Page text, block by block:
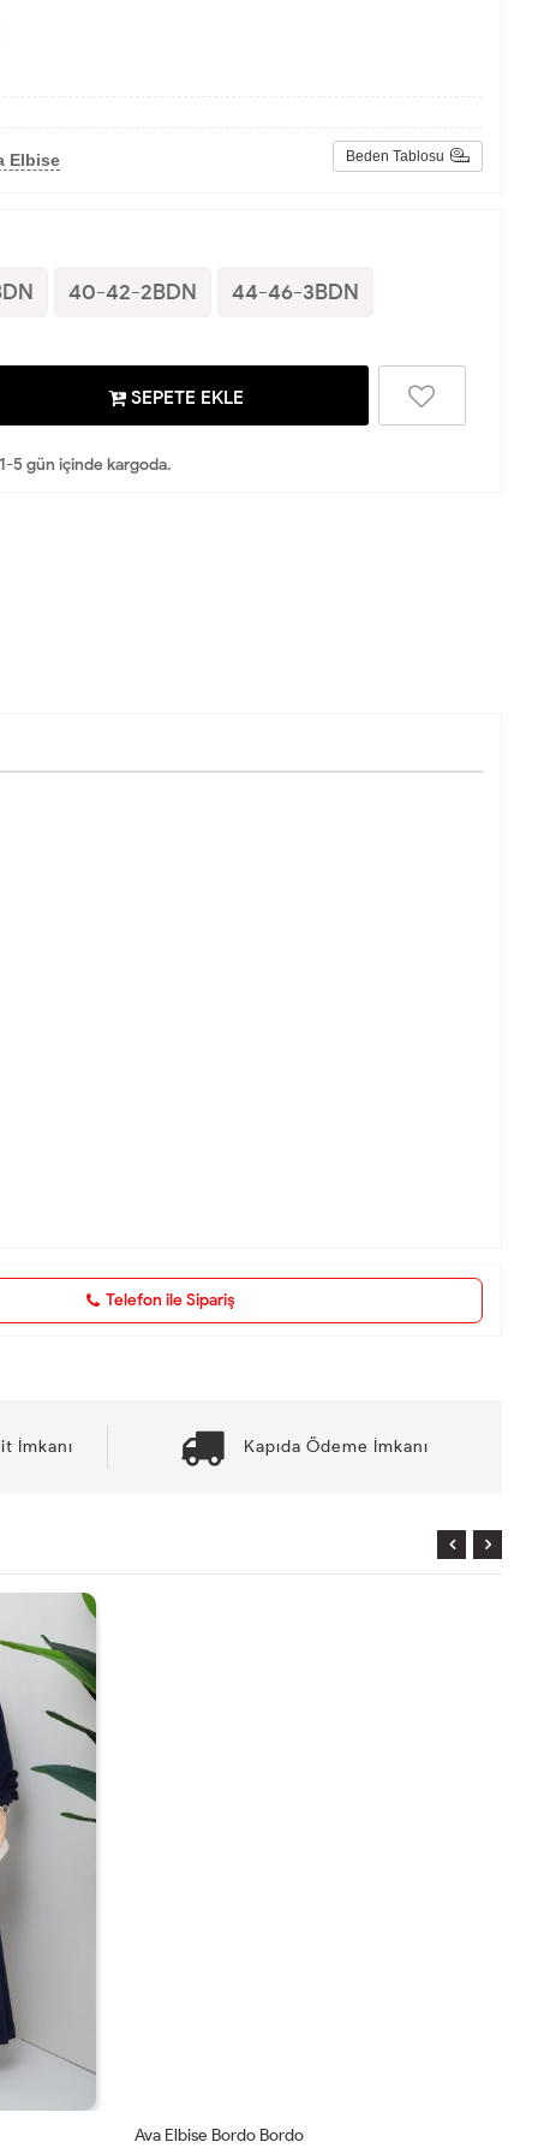
Elbise Beden Tablosu
40-42-2BDN 44-46-3BDN
SEPETE EKLE
5 gün içinde kargoda.
Telefon ile Sipariş
İmkanı Kapıda Ödeme İmkanı
Ava Elbise Bordo Bordo